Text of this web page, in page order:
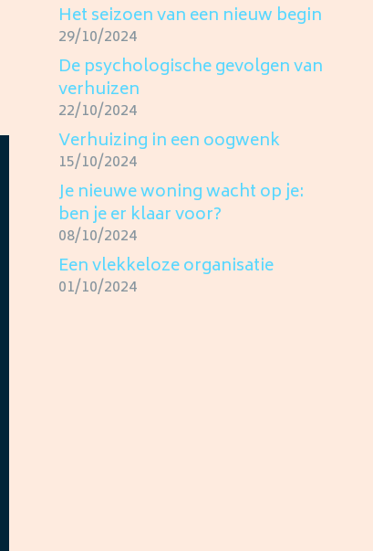
Het seizoen van een nieuw begin
29/10/2024
De psychologische gevolgen van
verhuizen
22/10/2024
Verhuizing in een oogwenk
15/10/2024
Je nieuwe woning wacht op je:
ben je er klaar voor?
08/10/2024
Een vlekkeloze organisatie
01/10/2024